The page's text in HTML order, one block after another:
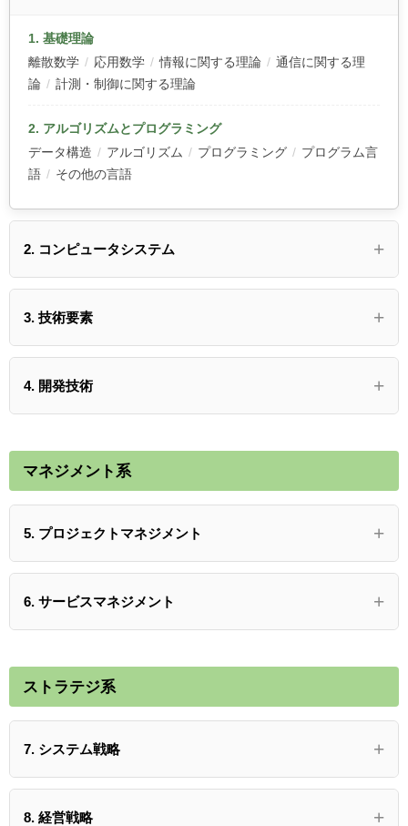
1. 基礎理論
離散数学 / 応用数学 / 情報に関する理論 / 通信に関する理
論 / 計測・制御に関する理論
2. アルゴリズムとプログラミング
データ構造 / アルゴリズム / プログラミング / プログラム言
語 / その他の言語
2. コンピュータシステム
3. 技術要素
4. 開発技術
マネジメント系
5. プロジェクトマネジメント
6. サービスマネジメント
ストラテジ系
7. システム戦略
8. 経営戦略